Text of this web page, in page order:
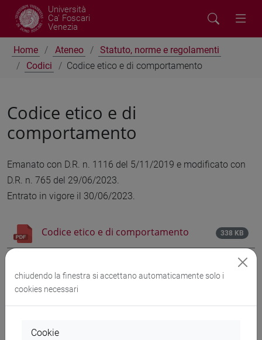
Università
Ca' Foscari
Venezia
Home Ateneo
Statuto, norme e regolamenti
Codici
Codice etico e di comportamento
Codice etico e di
comportamento
Emanato con D.R. n. 1116 del 5/11/2019 e modificato con
D.R. n. 765 del 29/06/2023.
Entrato in vigore il 30/06/2023.
Codice etico e di comportamento 338 KB
[ENG]
408 KB
chiudendo la finestra si accettano automaticamente solo i
cookies necessari
Cookie